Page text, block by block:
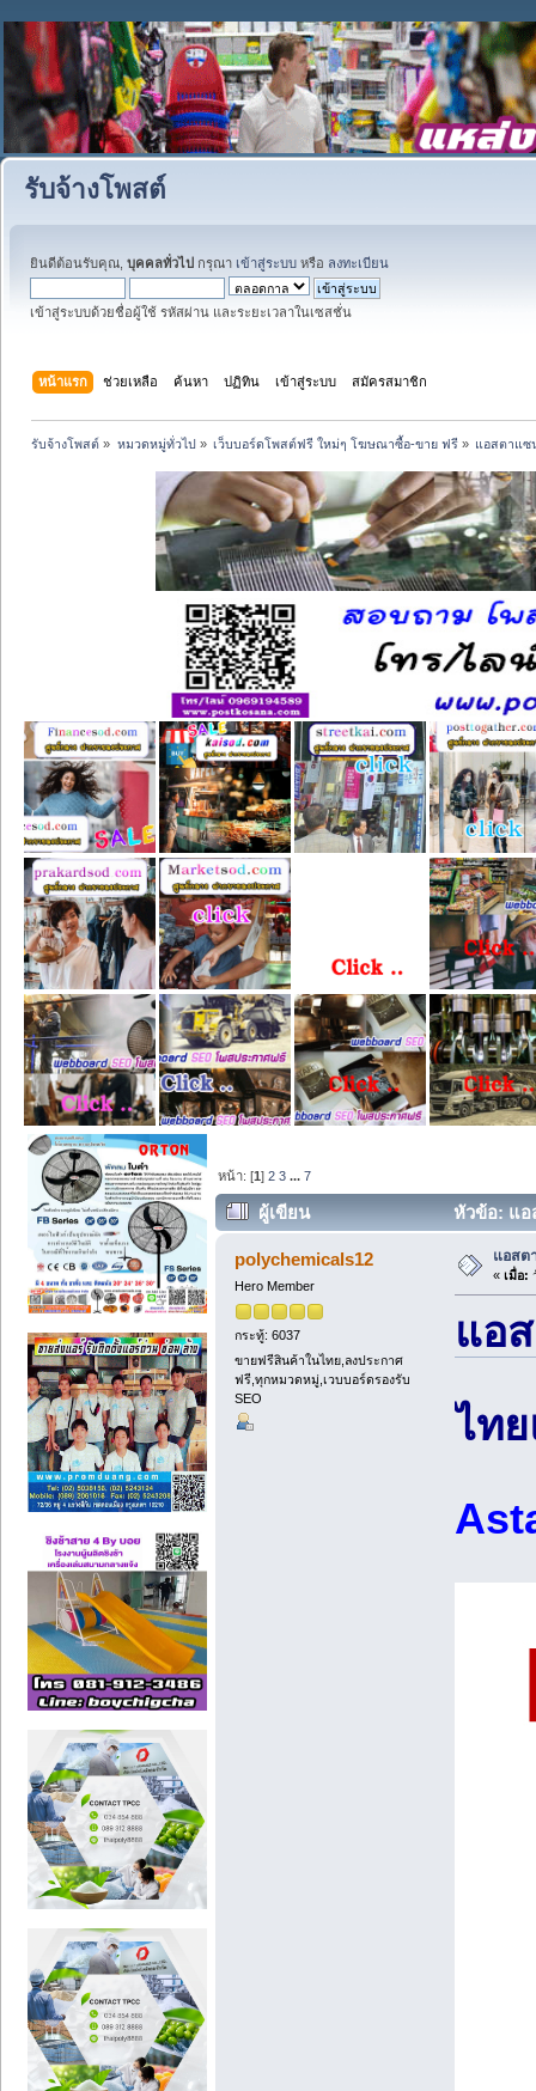
รับจ้างโพสต์
ยินดีต้อนรับคุณ, บุคคลทั่วไป กรุณา เข้าสู่ระบบ หรือ ลงทะเบียน
เข้าสู่ระบบด้วยชื่อผู้ใช้ รหัสผ่าน และระยะเวลาในเซสชั่น
หน้าแรก ช่วยเหลือ ค้นหา ปฏิทิน เข้าสู่ระบบ สมัครสมาชิก
รับจ้างโพสต์ » หมวดหมู่ทั่วไป» เว็บบอร์ดโพสต์ฟรี ใหม่ๆ โฆษณาซื้อ-ขาย ฟรี» แอสตาแซ
หน้า: [1]2 3 ...7
ผู้เขียน หัวข้อ: แอ
polychemicals12
Hero Member
กระทู้: 6037
ขายฟรีสินค้าในไทย,ลงประกาศ
ฟรี,ทุกหมวดหมู่,เวบบอร์ดรองรับ
SEO
แอสต
« เมื่อ:
แอ
ไท